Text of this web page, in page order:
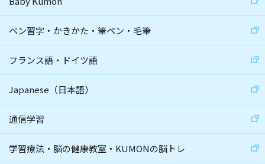
ペン習字・かきかた・筆ペン・毛筆
フランス語・ドイツ語
Japanese（日本語）
通信学習
学習療法・脳の健康教室・KUMONの脳トレ